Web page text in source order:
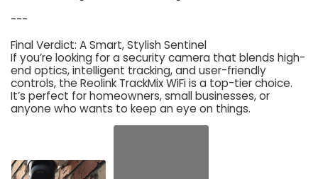
---
Final Verdict: A Smart, Stylish Sentinel
If you’re looking for a security camera that blends high-
end optics, intelligent tracking, and user-friendly
controls, the Reolink TrackMix WiFi is a top-tier choice.
It’s perfect for homeowners, small businesses, or
anyone who wants to keep an eye on things.